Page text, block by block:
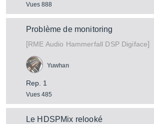
Vues 888
Problème de monitoring
[RME Audio Hammerfall DSP Digiface]
Rep. 1
Vues 485
Yuwhan
Le HDSPMix relooké